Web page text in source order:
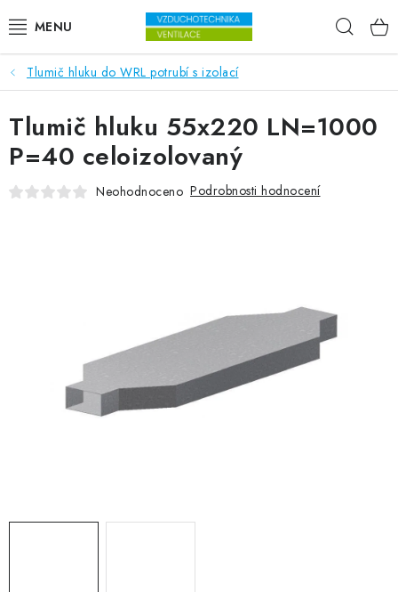
VENTILÁTORY
VZDUCHOTECHNIKA
REKUPERACE
ODVLHČOVAČE
ZVLHČOVAČE VZDUCHU PRŮMYSLOVÉ
Tlumič hluku do WRL potrubí s izolací
Tlumič hluku 55x220 LN=1000
P=40 celoizolovaný
Neohodnoceno Podrobnosti hodnocení